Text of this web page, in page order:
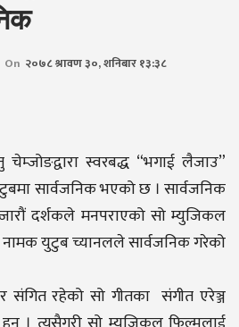
On २०७८ श्रावण ३०, शनिबार १३:३८
स्वरबद्ध “भगाई लैजाउ”
सार्वजनिक भएको छ । सार्वजनिक
दर्शकले मनपराएको सो म्युजिकल
युटुब च्यानलले सार्वजनिक गरेको
रहेको सो गीतका संगीत एरेञ्ज